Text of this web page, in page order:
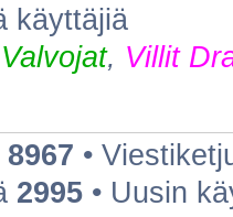
käyttäjiä
Valvojat, Villit
8967 •
2995 • Uusin